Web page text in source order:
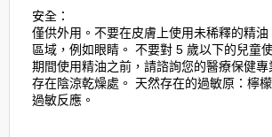
安全：
僅供外用。不要在皮膚上使用未稀釋的精
區域，例如眼睛。 不要對 5 歲以下的兒童
期間使用精油之前，請諮詢您的醫療保健
存在陰涼乾燥處。 天然存在的過敏原：檸
過敏反應。